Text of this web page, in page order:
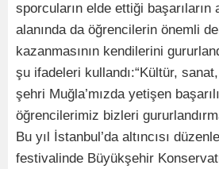
sporcuların elde ettiği başarıların
alanında da öğrencilerin önemli
kazanmasının kendilerini
şu ifadeleri kullandı:“Kültür,
şehri Muğla’mızda yetişen
öğrencilerimiz bizleri
Bu yıl İstanbul’da altıncısı
festivalinde Büyükşehir